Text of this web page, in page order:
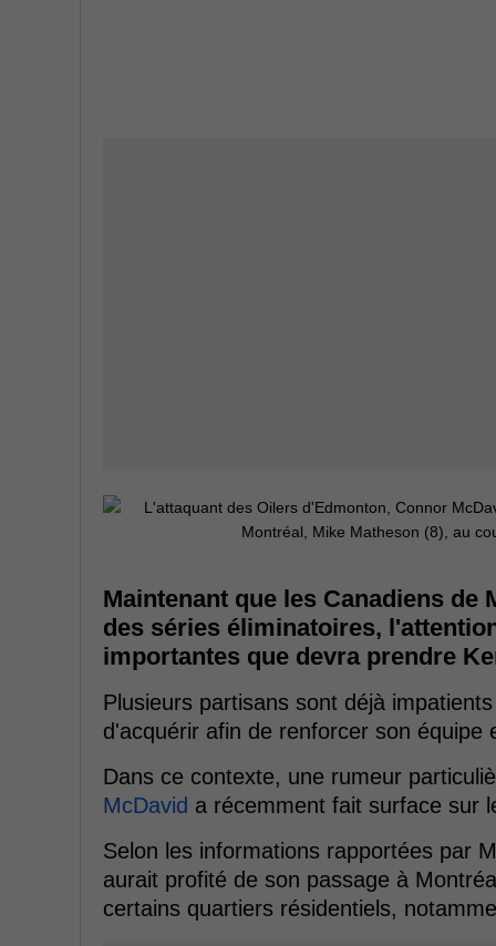
Maintenant que les Canadiens
des séries éliminatoires,
importantes que devra prendre
Plusieurs partisans sont déjà
d'acquérir afin de renforcer son équipe
Dans ce contexte, une rumeur
McDavid a récemment fait surface sur
Selon les informations rapportées par
aurait profité de son passage à
certains quartiers résidentiels,